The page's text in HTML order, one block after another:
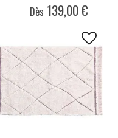
Dès 139,00 €